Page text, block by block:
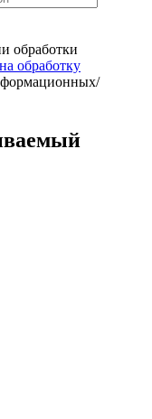
обработки
обработку